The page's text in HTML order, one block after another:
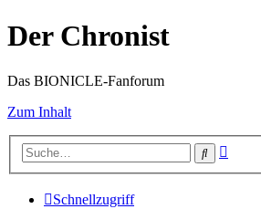
Der Chronist
Das BIONICLE-Fanforum
Zum Inhalt
Suche
Schnellzugriff